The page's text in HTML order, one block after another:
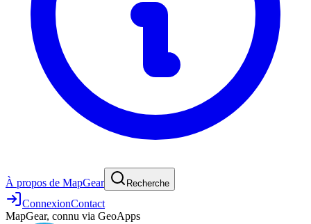
À propos de MapGear Recherche
ConnexionContact
MapGear, connu via GeoApps